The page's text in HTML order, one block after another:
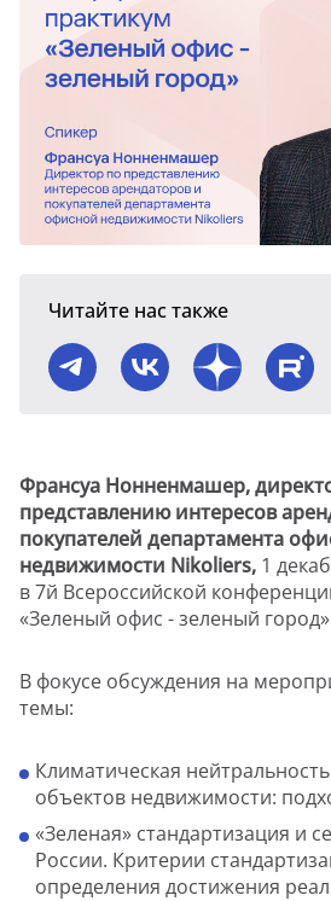
Читайте нас также
Франсуа Нонненмашер,
представлению интересов
покупателей департамента
недвижимости Nikoliers, 1
в 7й Всероссийской
«Зеленый офис - зеленый
В фокусе обсуждения на
темы:
Климатическая
объектов недвижимости:
«Зеленая» стандартизация и
России. Критерии
определения достижения